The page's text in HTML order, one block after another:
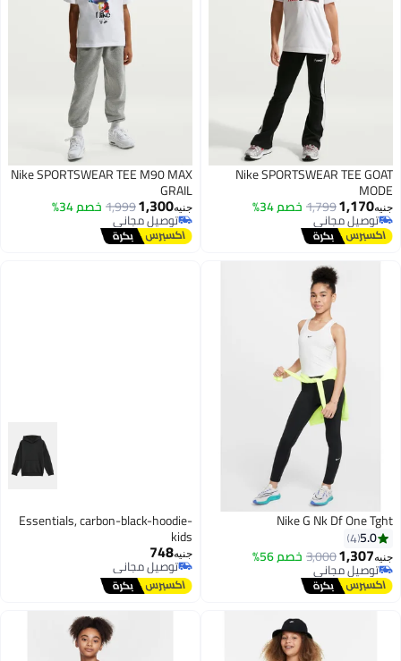
Nike SPORTSWEAR TEE GOAT
MODE
جنيه1,170
1,799خصم 34%
توصيل مجاني
توصيل مجاني
Nike SPORTSWEAR TEE M90 MAX
GRAIL
جنيه1,300
1,999خصم 34%
توصيل مجاني
توصيل مجاني
Nike G Nk Df One Tght
5.0
4
جنيه1,307
3,000خصم 56%
توصيل مجاني
توصيل مجاني
Essentials, carbon-black-hoodie-
kids
جنيه748
توصيل مجاني
توصيل مجاني